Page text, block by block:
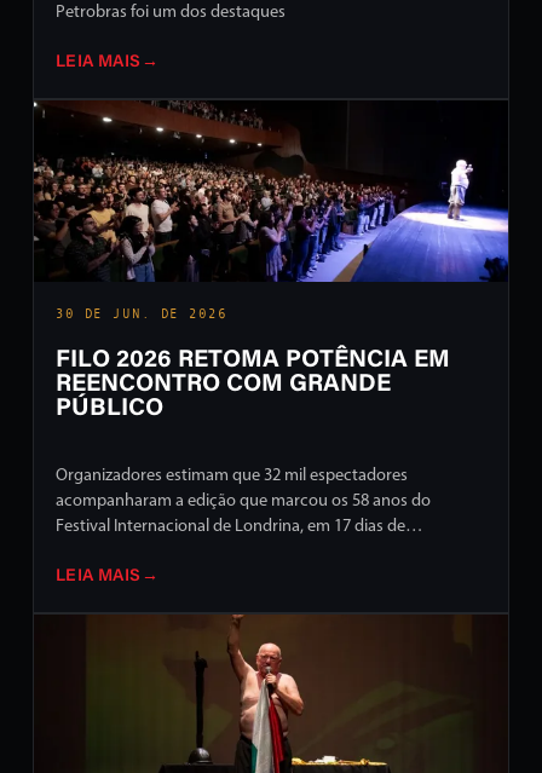
Petrobras foi um dos destaques
LEIA MAIS →
30 DE JUN. DE 2026
FILO 2026 RETOMA POTÊNCIA EM
REENCONTRO COM GRANDE
PÚBLICO
Organizadores estimam que 32 mil espectadores
acompanharam a edição que marcou os 58 anos do
Festival Internacional de Londrina, em 17 dias de
LEIA MAIS →